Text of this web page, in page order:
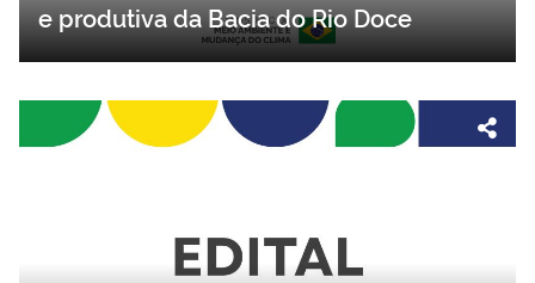
e produtiva da Bacia do Rio Doce